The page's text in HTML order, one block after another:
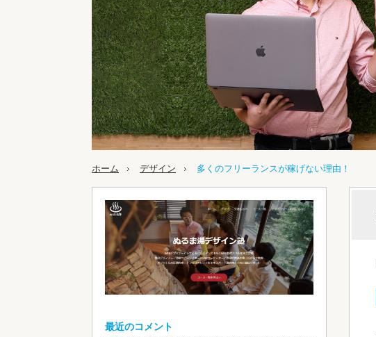
ホーム デザイン 多くのフリーランスが稼げない理由！
最近のコメント